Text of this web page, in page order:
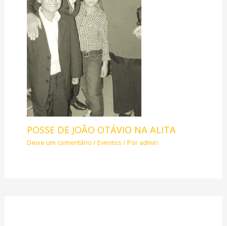
POSSE DE JOÃO OTÁVIO NA ALITA
Deixe um comentário /Eventos / Por admin